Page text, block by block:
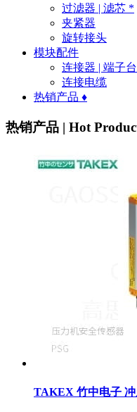
过滤器 | 滤芯 *
夹紧器
旋转接头
模块配件
连接器 | 端子
连接电缆
热销产品 ♦
热销产品 | Hot
TAKEX 竹中电子